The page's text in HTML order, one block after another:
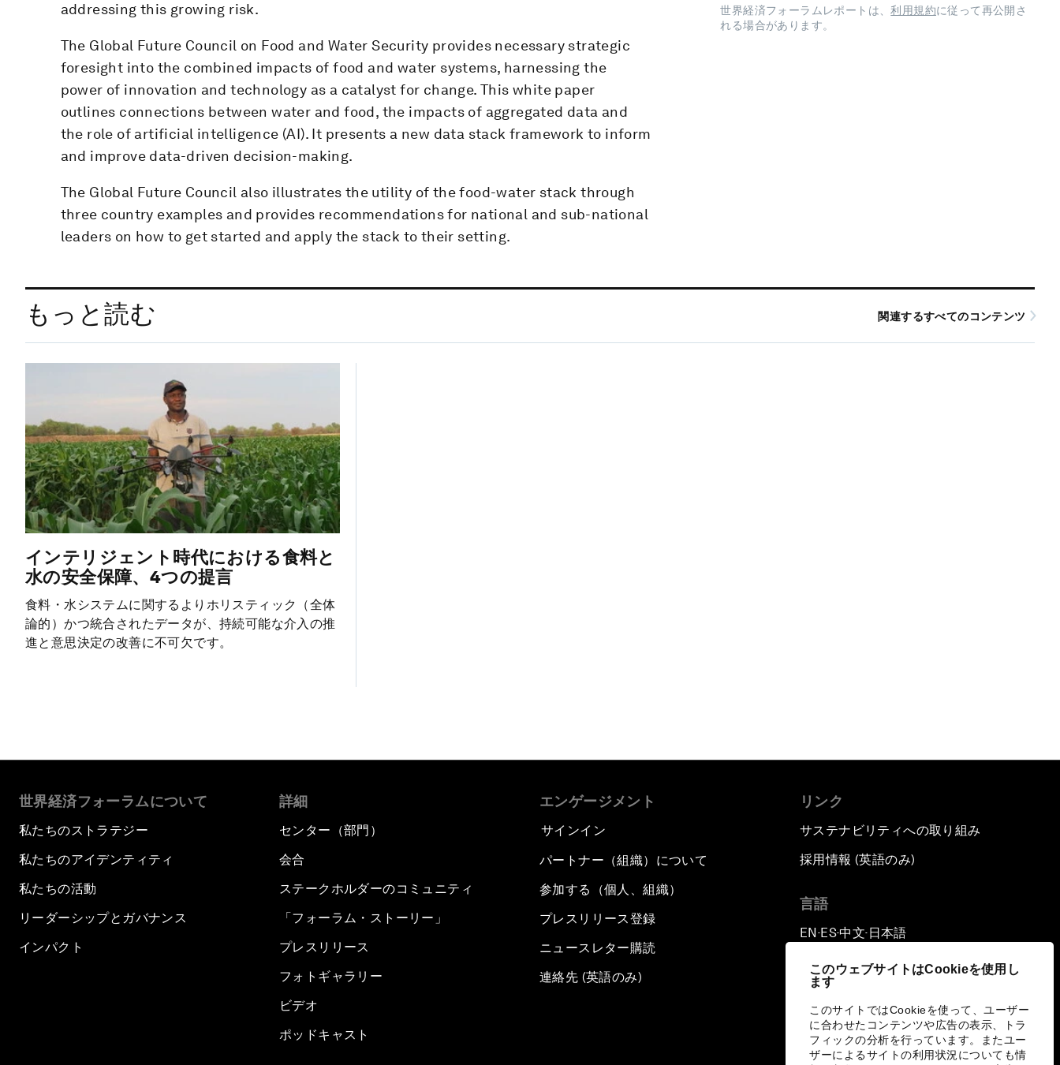
このウェブサイトはCookieを使用し
ます
このサイトではCookieを使って、ユーザー
に合わせたコンテンツや広告の表示、トラ
フィックの分析を行っています。またユー
ザーによるサイトの利用状況についても情
addressing this growing risk.
The Global Future Council on Food and Water Security provides necessary strategic
foresight into the combined impacts of food and water systems, harnessing the
power of innovation and technology as a catalyst for change. This white paper
outlines connections between water and food, the impacts of aggregated data and
the role of artificial intelligence (AI). It presents a new data stack framework to inform
and improve data-driven decision-making.
The Global Future Council also illustrates the utility of the food-water stack through
three country examples and provides recommendations for national and sub-national
leaders on how to get started and apply the stack to their setting.
世界経済フォーラムレポートは、利用規約に従って再公開さ
れる場合があります。
もっと読む 関連するすべてのコンテンツ
インテリジェント時代における食料と
水の安全保障、4つの提言
食料・水システムに関するよりホリスティック（全体
論的）かつ統合されたデータが、持続可能な介入の推
進と意思決定の改善に不可欠です。
世界経済フォーラムについて
私たちのストラテジー
私たちのアイデンティティ
私たちの活動
リーダーシップとガバナンス
インパクト
詳細
センター（部門）
会合
ステークホルダーのコミュニティ
「フォーラム・ストーリー」
プレスリリース
フォトギャラリー
ビデオ
ポッドキャスト
エンゲージメント
サインイン
パートナー（組織）について
参加する（個人、組織）
プレスリリース登録
ニュースレター購読
連絡先 (英語のみ)
リンク
サステナビリティへの取り組み
採用情報 (英語のみ)
言語
EN ▪ ES▪中文▪ 日本語